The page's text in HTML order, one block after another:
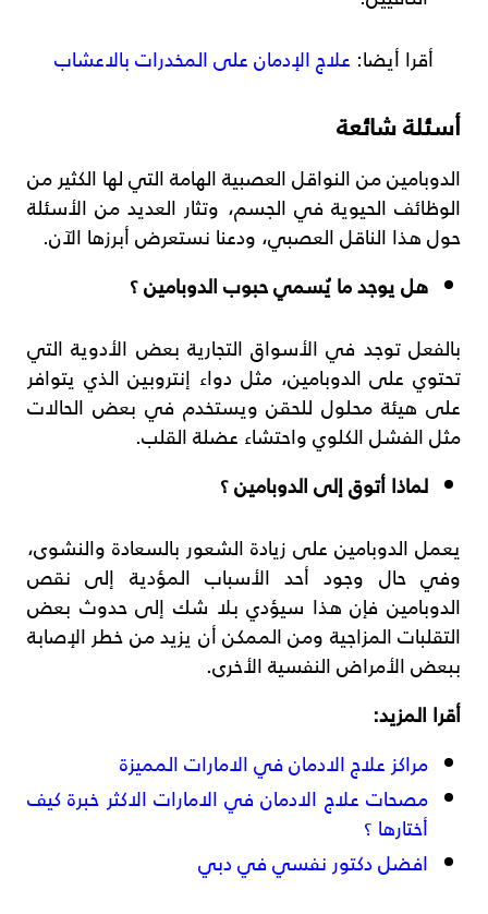
أقرا أيضا: علاج الإدمان على المخدرات بالاعشاب
أسئلة شائعة
الدوبامين من النواقل العصبية الهامة التي لها الكثير من
الوظائف الحيوية في الجسم، وتثار العديد من الأسئلة
حول هذا الناقل العصبي، ودعنا نستعرض أبرزها الآن.
هل يوجد ما يُسمي حبوب الدوبامين ؟
بالفعل توجد في الأسواق التجارية بعض الأدوية التي
تحتوي على الدوبامين، مثل دواء إنتروبين الذي يتوافر
على هيئة محلول للحقن ويستخدم في بعض الحالات
مثل الفشل الكلوي واحتشاء عضلة القلب.
لماذا أتوق إلى الدوبامين ؟
يعمل الدوبامين على زيادة الشعور بالسعادة والنشوى،
وفي حال وجود أحد الأسباب المؤدية إلى نقص
الدوبامين فإن هذا سيؤدي بلا شك إلى حدوث بعض
التقلبات المزاجية ومن الممكن أن يزيد من خطر الإصابة
ببعض الأمراض النفسية الأخرى.
أقرا المزيد:
مراكز علاج الادمان في الامارات المميزة
مصحات علاج الادمان في الامارات الاكثر خبرة كيف
أختارها ؟
افضل دكتور نفسي في دبي